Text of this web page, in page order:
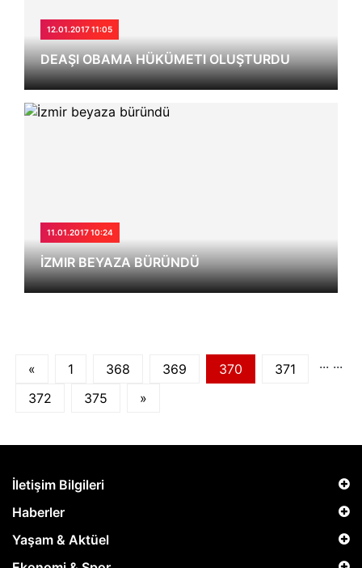
12.01.2017 11:05
DEAŞI OBAMA HÜKÜMETI OLUŞTURDU
11.01.2017 10:24
İZMIR BEYAZA BÜRÜNDÜ
« 1 ...
368 369 370
371
372
...
375 »
İletişim Bilgileri
Haberler
Yaşam & Aktüel